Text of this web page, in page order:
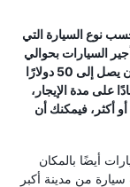
نوع السيارة التي
السيارات بحوالي
20 دولارًا يوميًا للسيارات الاقتصادية، ولكن يمكن أن يصل إلى 50 دولارًا
على مدة الإيجار،
أكثر، فيمكنك أن
أيضًا بالمكان
من مدينة أكبر